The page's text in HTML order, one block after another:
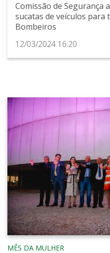
Comissão de Segurança
sucatas de veículos para
Bombeiros
12/03/2024 16:20
MÊS DA MULHER